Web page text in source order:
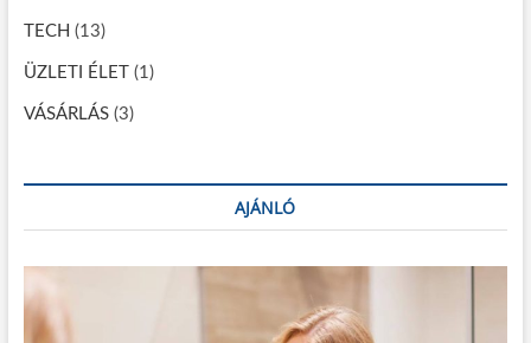
TECH (13)
ÜZLETI ÉLET(1)
VÁSÁRLÁS(3)
AJÁNLÓ